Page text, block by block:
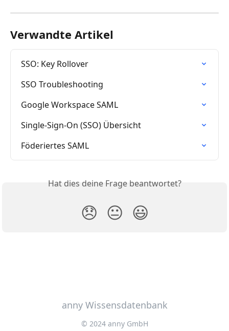
Verwandte Artikel
SSO: Key Rollover
SSO Troubleshooting
Google Workspace SAML
Single-Sign-On (SSO) Übersicht
Föderiertes SAML
Hat dies deine Frage beantwortet?
😞 😐 😃
anny Wissensdatenbank
© 2024 anny GmbH